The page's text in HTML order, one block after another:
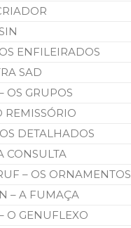
ENFILEIRADOS
SAD
OS GRUPOS
REMISSÓRIO
DETALHADOS
CONSULTA
– OS ORNAMENTOS
– A FUMAÇA
O GENUFLEXO